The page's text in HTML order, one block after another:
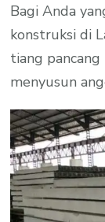
Bagi Anda
konstruksi di
tiang
menyusun